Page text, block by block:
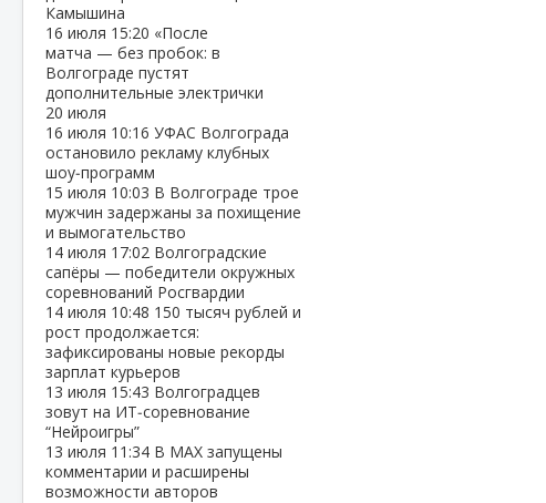
Камышина
16 июля 15:20 «После
матча — без пробок: в
Волгограде пустят
дополнительные электрички
20 июля
16 июля 10:16 УФАС Волгограда
остановило рекламу клубных
шоу‑программ
15 июля 10:03 В Волгограде трое
мужчин задержаны за похищение
и вымогательство
14 июля 17:02 Волгоградские
сапёры — победители окружных
соревнований Росгвардии
14 июля 10:48 150 тысяч рублей и
рост продолжается:
зафиксированы новые рекорды
зарплат курьеров
13 июля 15:43 Волгоградцев
зовут на ИТ‑соревнование
“Нейроигры”
13 июля 11:34 В МАХ запущены
комментарии и расширены
возможности авторов